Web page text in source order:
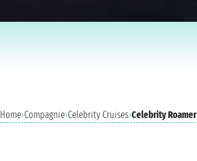
Home›Compagnie›Celebrity Cruises›Celebrity Roamer